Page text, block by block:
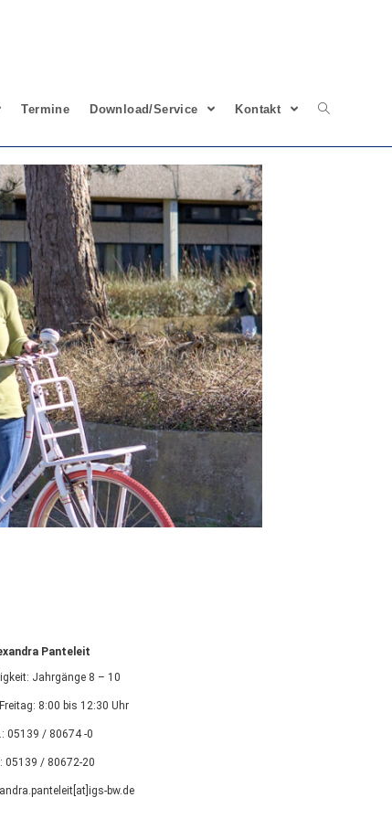
Termine Download/Service Kontakt
Panteleit
Jahrgänge 8 – 10
8:00 bis 12:30 Uhr
05139 / 80674 -0
05139 / 80672-20
bw.de